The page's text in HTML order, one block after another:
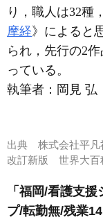
り，職人は32種
摩経》によると
られ，先行の2
っている。
執筆者： 岡見 弘
出典 株式会社平
改訂新版 世界大
「福岡/看護支
プ/転勤無/残業